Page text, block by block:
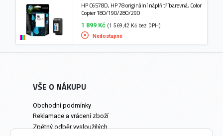
HP C6578D, HP 78 originální náplň tříbarevná, Color
Copier 180/190/280/290
1 899 Kč (1 569,42 Kč bez DPH)
Nedostupné
VŠE O NÁKUPU
Obchodní podmínky
Reklamace a vrácení zboží
Zpětný odběr vysloužilých